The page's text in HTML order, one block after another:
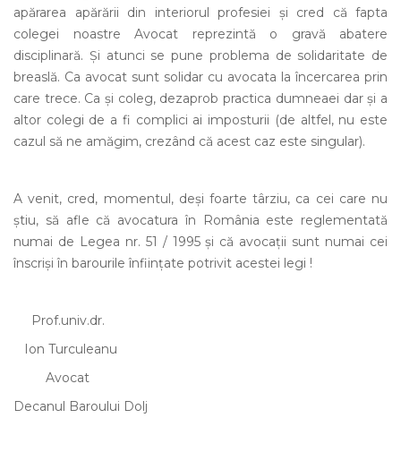
apărarea apărării din interiorul profesiei și cred că fapta
colegei noastre Avocat reprezintă o gravă abatere
disciplinară. Și atunci se pune problema de solidaritate de
breaslă. Ca avocat sunt solidar cu avocata la încercarea prin
care trece. Ca și coleg, dezaprob practica dumneaei dar și a
altor colegi de a fi complici ai imposturii (de altfel, nu este
cazul să ne amăgim, crezând că acest caz este singular).
A venit, cred, momentul, deși foarte târziu, ca cei care nu
știu, să afle că avocatura în România este reglementată
numai de Legea nr. 51 / 1995 și că avocații sunt numai cei
înscriși în barourile înființate potrivit acestei legi !
Prof.univ.dr.
Ion Turculeanu
Avocat
Decanul Baroului Dolj